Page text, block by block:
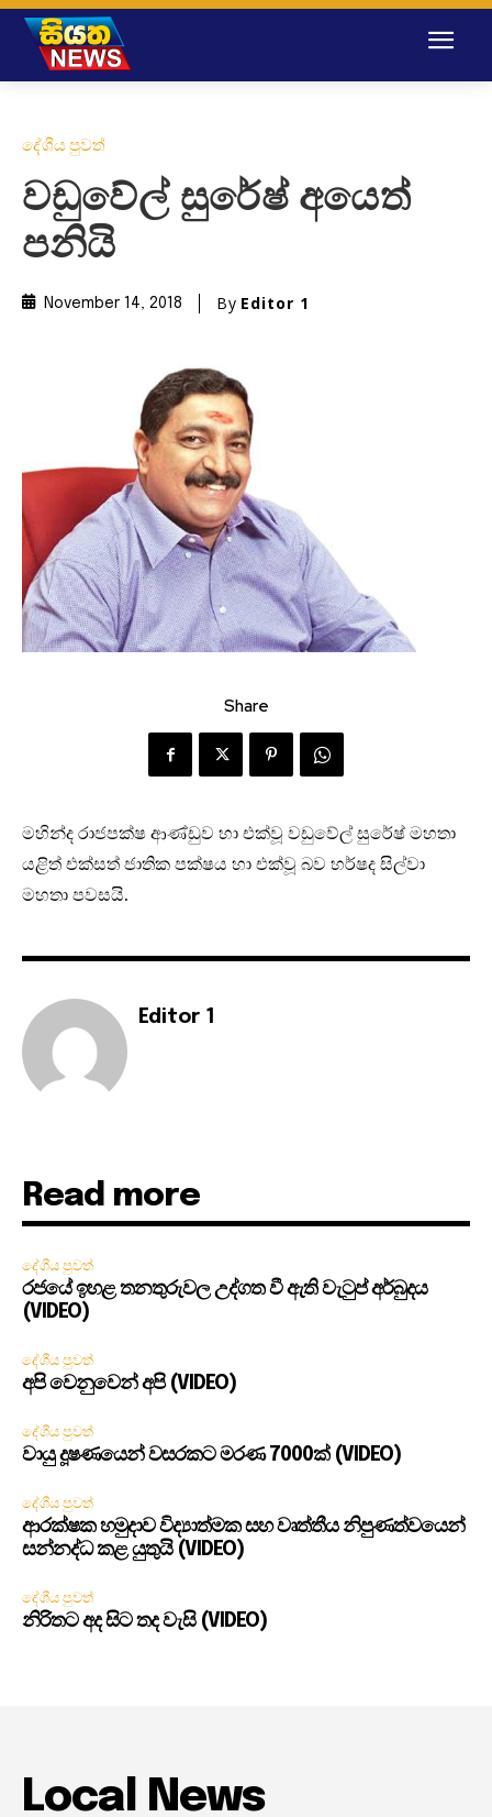
දේශීය පුවත්
වඩුවේල් සුරේෂ් අයෙත්
පනියි
November 14, 2018 By Editor 1
Share
මහින්ද රාජපක්ෂ ආණ්ඩුව හා එක්වූ වඩුවේල් සුරේෂ් මහතා
යළිත් එක්සත් ජාතික පක්ෂය හා එක්වූ බව හර්ෂද සිල්වා
මහතා පවසයි.
Editor 1
Read more
දේශීය පුවත්
රජයේ ඉහළ තනතුරුවල උද්ගත වී ඇති වැටුප් අර්බුදය
(VIDEO)
දේශීය පුවත්
අපි වෙනුවෙන් අපි (VIDEO)
දේශීය පුවත්
වායු දූෂණයෙන් වසරකට මරණ 7000ක් (VIDEO)
දේශීය පුවත්
ආරක්ෂක හමුදාව විද්‍යාත්මක සහ වෘත්තීය නිපුණත්වයෙන්
සන්නද්ධ කළ යුතුයි (VIDEO)
දේශීය පුවත්
නිරිතට අද සිට තද වැසි (VIDEO)
Local News